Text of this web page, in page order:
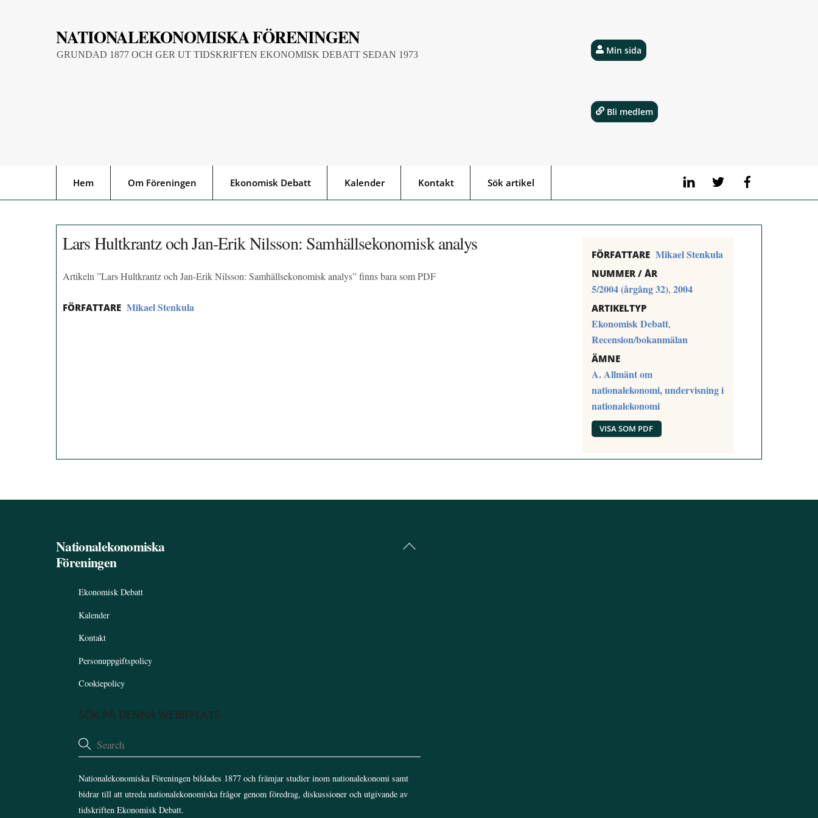
NATIONALEKONOMISKA FÖRENINGEN
GRUNDAD 1877 OCH GER UT TIDSKRIFTEN EKONOMISK DEBATT SEDAN 1973
LinkedIn Twitter
Hem Om Föreningen Ekonomisk Debatt Kalender Kontakt Sök artikel
Min sida
Bli medlem
Lars Hultkrantz och Jan-Erik Nilsson: Samhällsekonomisk analys
Artikeln ”Lars Hultkrantz och Jan-Erik Nilsson: Samhällsekonomisk analys” finns bara som PDF
FÖRFATTARE Mikael Stenkula
FÖRFATTARE Mikael Stenkula
NUMMER / ÅR
5/2004 (årgång 32), 2004
ARTIKELTYP
Ekonomisk Debatt,
Recension/bokanmälan
ÄMNE
A. Allmänt om
nationalekonomi, undervisning i
nationalekonomi
VISA SOM PDF
Back
Nationalekonomiska
Föreningen
Ekonomisk Debatt
Kalender
Kontakt
Personuppgiftspolicy
Cookiepolicy
SÖK PÅ DENNA WEBBPLATS
Nationalekonomiska Föreningen bildades 1877 och främjar studier inom nationalekonomi samt
bidrar till att utreda nationalekonomiska frågor genom föredrag, diskussioner och utgivande av
tidskriften Ekonomisk Debatt.